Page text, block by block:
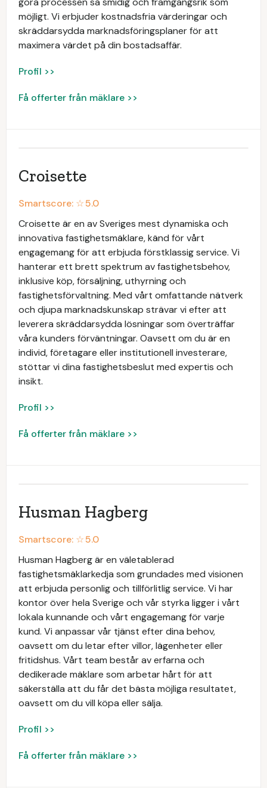
möjligt. Vi erbjuder kostnadsfria värderingar och
skräddarsydda marknadsföringsplaner för att
maximera värdet på din bostadsaffär.
Profil >>
Få offerter från mäklare >>
Croisette
Smartscore: ☆5.0
Croisette är en av Sveriges mest dynamiska och
innovativa fastighetsmäklare, känd för vårt
engagemang för att erbjuda förstklassig service. Vi
hanterar ett brett spektrum av fastighetsbehov,
inklusive köp, försäljning, uthyrning och
fastighetsförvaltning. Med vårt omfattande nätverk
och djupa marknadskunskap strävar vi efter att
leverera skräddarsydda lösningar som överträffar
våra kunders förväntningar. Oavsett om du är en
individ, företagare eller institutionell investerare,
stöttar vi dina fastighetsbeslut med expertis och
insikt.
Profil >>
Få offerter från mäklare >>
Husman Hagberg
Smartscore: ☆5.0
Husman Hagberg är en väletablerad
fastighetsmäklarkedja som grundades med visionen
att erbjuda personlig och tillförlitlig service. Vi har
kontor över hela Sverige och vår styrka ligger i vårt
lokala kunnande och vårt engagemang för varje
kund. Vi anpassar vår tjänst efter dina behov,
oavsett om du letar efter villor, lägenheter eller
fritidshus. Vårt team består av erfarna och
dedikerade mäklare som arbetar hårt för att
säkerställa att du får det bästa möjliga resultatet,
oavsett om du vill köpa eller sälja.
Profil >>
Få offerter från mäklare >>